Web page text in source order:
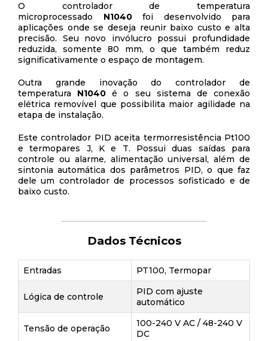
O controlador de temperatura
microprocessado N1040foi desenvolvido para
aplicações onde se deseja reunir baixo custo e alta
precisão. Seu novo invólucro possui profundidade
reduzida, somente 80 mm, o que também reduz
significativamente o espaço de montagem.
Outra grande inovação do controlador de
temperatura N1040 é o seu sistema de conexão
elétrica removível que possibilita maior agilidade na
etapa de instalação.
Este controlador PID aceita termorresistência Pt100
e termopares J, K e T. Possui duas saídas para
controle ou alarme, alimentação universal, além de
sintonia automática dos parâmetros PID, o que faz
dele um controlador de processos sofisticado e de
baixo custo.
Dados Técnicos
Entradas PT100, Termopar
Lógica de controle
PID com ajuste
automático
Tensão de operação
100-240 V AC / 48-240 V
DC